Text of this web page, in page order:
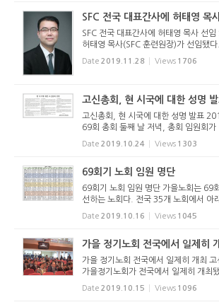
SFC 전국 대표간사에 허태영 목
SFC 전국 대표간사에 허태영 목사 선임
허태영 목사(SFC 훈련원장)가 선임됐
서울제일교회(서울남부노회) 위임목사
C는 11월 22일(금) 회의를 열고 3배수
Date 2019.11.28 Views 1706
고신총회, 현 시국에 대한 성명
고신총회, 현 시국에 대한 성명 발표
69회 총회 둘째 날 저녁, 총회 임원회가
다. 현 시국에 대한 선언문을 발표하게
에 대해 갑론을박 끝에 '시국선언문'이
Date 2019.10.24 Views 1303
69회기 노회 임원 명단
69회기 노회 임원 명단 가을노회는 69
선하는 노회다. 전국 35개 노회에서 아
했다. 충청노회의 경우 충청동부노회와
하여 새롭게 임원을 선출했다. (아래 이
Date 2019.10.16 Views 1045
가을 정기노회 전국에서 일제히
가을 정기노회 전국에서 일제히 개최 고
가을정기노회가 전국에서 일제히 개최
서울남부노회는 2019년 10월 14일(월)
회당(정현구 목사 시무)에서 개최했다.
Date 2019.10.15 Views 1096